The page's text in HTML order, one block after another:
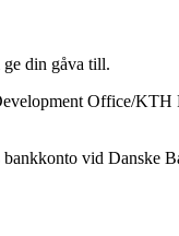
din gåva till.
Office/KTH
vid Danske